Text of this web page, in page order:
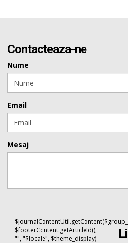
Contacteaza-ne
Nume
Email
Mesaj
$footerContent.getArticleId(),
"", "$locale", $theme_display)